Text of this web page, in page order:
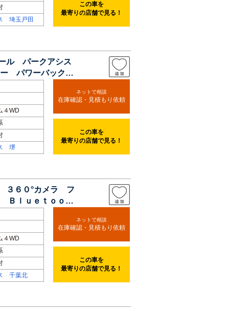
埼玉戸田
この車を
最寄りの店舗で見る！
ル パークアシス
パワーバックド
４WD
堺
ネットで相談
在庫確認・見積もり依頼
この車を
最寄りの店舗で見る！
３６０°カメラ フ
Ｂｌｕｅｔｏｏｔ
４WD
千葉北
ネットで相談
在庫確認・見積もり依頼
この車を
最寄りの店舗で見る！